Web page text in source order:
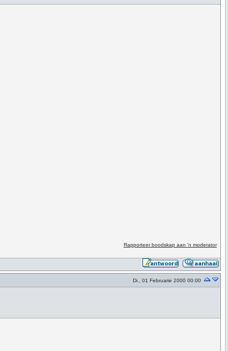
Rapporteer boodskap aan 'n moderator
Di., 01 Februarie 2000 00:00